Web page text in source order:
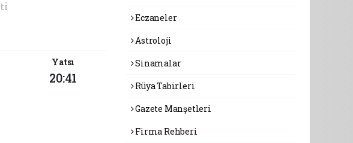
Yatsı
20:41
Eczaneler
Astroloji
Sinamalar
Rüya Tabirleri
Gazete Manşetleri
Firma Rehberi